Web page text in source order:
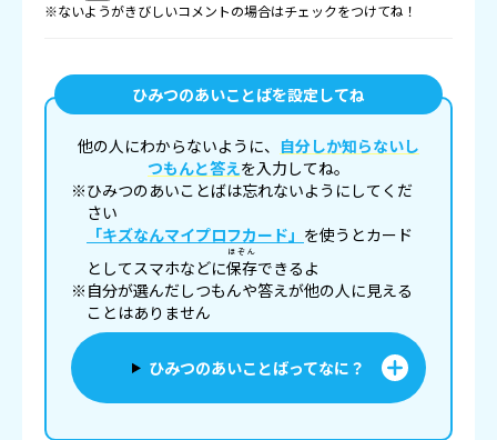
※ないようがきびしいコメントの場合はチェックをつけてね！
ひみつのあいことばを設定してね
他の人にわからないように、 自分しか知らないし
つもんと答えを入力してね。
※ひみつのあいことばは忘れないようにしてくだ
さい
「キズなんマイプロフカード」 を使うとカード
としてスマホなどに保存
ほぞん
できるよ
※自分が選んだしつもんや答えが他の人に見える
ことはありません
ひみつのあいことばってなに？